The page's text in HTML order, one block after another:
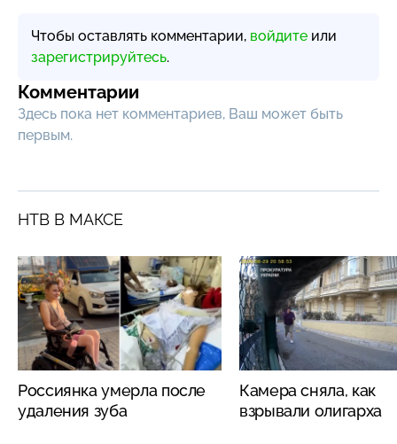
Чтобы оставлять комментарии, войдите или
зарегистрируйтесь.
Комментарии
Здесь пока нет комментариев, Ваш может быть
первым.
НТВ В МАКСЕ
Россиянка умерла после
удаления зуба
Камера сняла, как
взрывали олигарха